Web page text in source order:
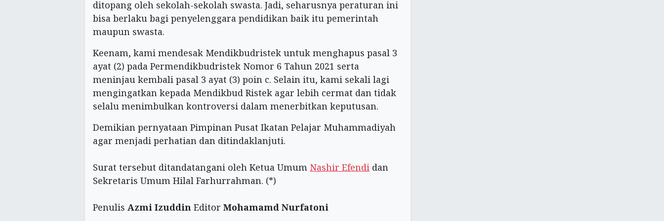
ditopang oleh sekolah-sekolah swasta. Jadi, seharusnya peraturan ini
bisa berlaku bagi penyelenggara pendidikan baik itu pemerintah
maupun swasta.
Keenam, kami mendesak Mendikbudristek untuk menghapus pasal 3
ayat (2) pada Permendikbudristek Nomor 6 Tahun 2021 serta
meninjau kembali pasal 3 ayat (3) poin c. Selain itu, kami sekali lagi
mengingatkan kepada Mendikbud Ristek agar lebih cermat dan tidak
selalu menimbulkan kontroversi dalam menerbitkan keputusan.
Demikian pernyataan Pimpinan Pusat Ikatan Pelajar Muhammadiyah
agar menjadi perhatian dan ditindaklanjuti.
Surat tersebut ditandatangani oleh Ketua Umum Nashir Efendi dan
Sekretaris Umum Hilal Farhurrahman. (*)
Penulis Azmi Izuddin Editor Mohamamd Nurfatoni